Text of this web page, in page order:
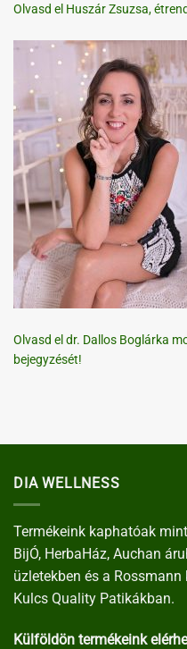
Olvasd el Huszár Zsuzsa,
Olvasd el dr. Dallos Boglárka
bejegyzését!
DIA WELLNESS
Termékeink kaphatóak
BijÓ, HerbaHáz, Auchan
üzletekben és a
Kulcs Quality Patikákban.
Külföldön termékeink